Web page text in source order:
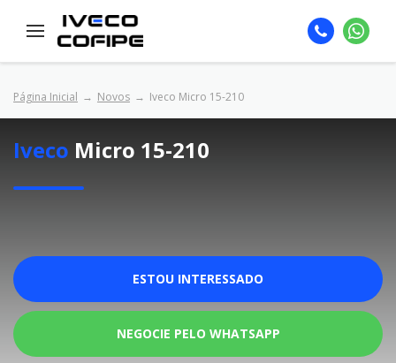
Página Inicial Novos Iveco Micro 15-210
Iveco Micro 15-210
ESTOU INTERESSADO
NEGOCIE PELO WHATSAPP